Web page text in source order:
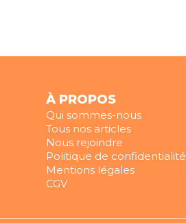
À PROPOS
Qui sommes-nous
Tous nos articles
Nous rejoindre
Politique de confidentialité
Mentions légales
CGV